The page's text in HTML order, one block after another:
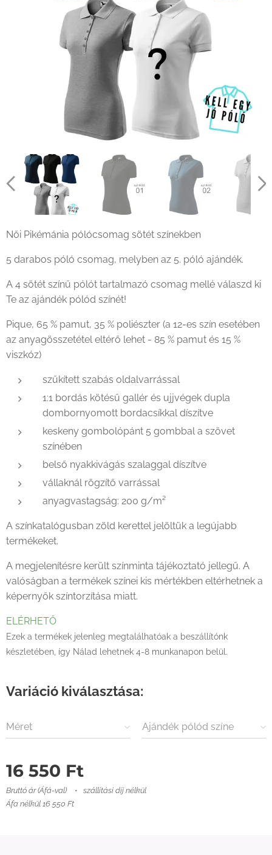
Női Pikémánia pólócsomag sötét színekben
5 darabos póló csomag, melyben az 5. póló ajándék.
A 4 sötét színű pólót tartalmazó csomag mellé válaszd ki
Te az ajándék pólód színét!
Pique, 65 % pamut, 35 % poliészter (a 12-es szín esetében
az anyagösszetétel eltérő lehet - 85 % pamut és 15 %
viszkóz)
szűkített szabás oldalvarrással
1:1 bordás kötésű gallér és ujjvégek dupla
dombornyomott bordacsíkkal díszítve
keskeny gombolópánt 5 gombbal a szövet
színében
belső nyakkivágás szalaggal díszítve
vállaknál rögzítő varrással
anyagvastagság: 200 g/m²
A színkatalógusban zöld kerettel jelöltük a legújabb
termékeket.
A megjelenítésre került színminta tájékoztató jellegű. A
valóságban a termékek színei kis mértékben eltérhetnek a
képernyők színtorzítása miatt.
ELÉRHETŐ
Ezek a termékek jelenleg megtalálhatóak a beszállítónk
készletében, így Nálad lehetnek 4-8 munkanapon belül.
Variáció kiválasztása:
Méret Ajándék pólód színe
16 550 Ft
Bruttó ár (Áfá-val)
szállítási díj nélkül
Áfa nélkül 16 550 Ft